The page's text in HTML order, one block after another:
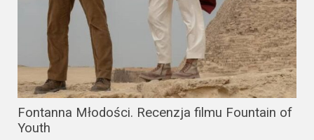
Fontanna Młodości. Recenzja filmu Fountain of
Youth